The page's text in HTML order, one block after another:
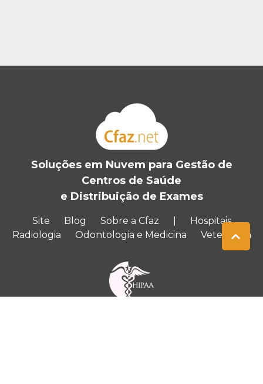
Soluções em Nuvem para Gestão de
Centros de Saúde
e Distribuição de Exames
Site Blog Sobre a Cfaz
Hospitais
Radiologia
Odontologia e Medicina Veterinária